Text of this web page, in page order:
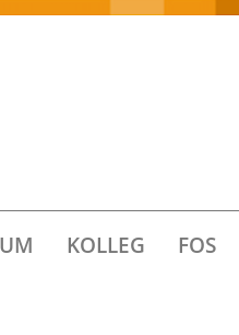
KOLLEG FOS